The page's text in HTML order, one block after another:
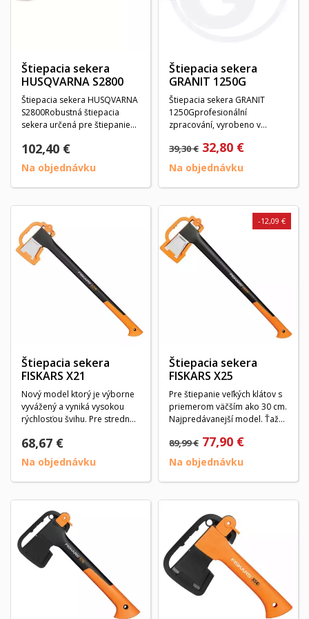
Štiepacia sekera
HUSQVARNA S2800
Štiepacia sekera HUSQVARNA
S2800Robustná štiepacia
sekera určená pre štiepanie
102,40 €
Na objednávku
Štiepacia sekera
GRANIT 1250G
Štiepacia sekera GRANIT
1250Gprofesionální
zpracování, vyrobeno v
45,...
39,30 € 32,80 €
Na objednávku
Štiepacia sekera
FISKARS X21
Nový model ktorý je výborne
vyvážený a vyniká vysokou
rýchlosťou švihu. Pre stredné
68,67 €
Na objednávku
Štiepacia sekera
FISKARS X25
Pre štiepanie veľkých klátov s
priemerom väčším ako 30 cm.
Najpredávanejší model. Ťažká
89,99 €
-12,09 €
77,90 €
Na objednávku